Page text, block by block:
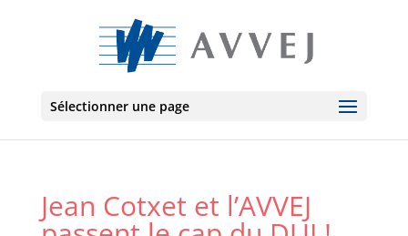
Sélectionner une page
Jean Cotxet et l’AVVEJ